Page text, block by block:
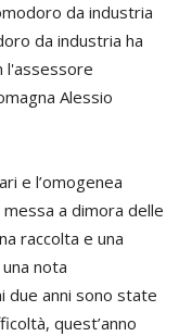
da industria
da industria ha
l'assessore
Alessio
e l’omogenea
a dimora delle
raccolta e una
nota
due anni sono state
quest’anno